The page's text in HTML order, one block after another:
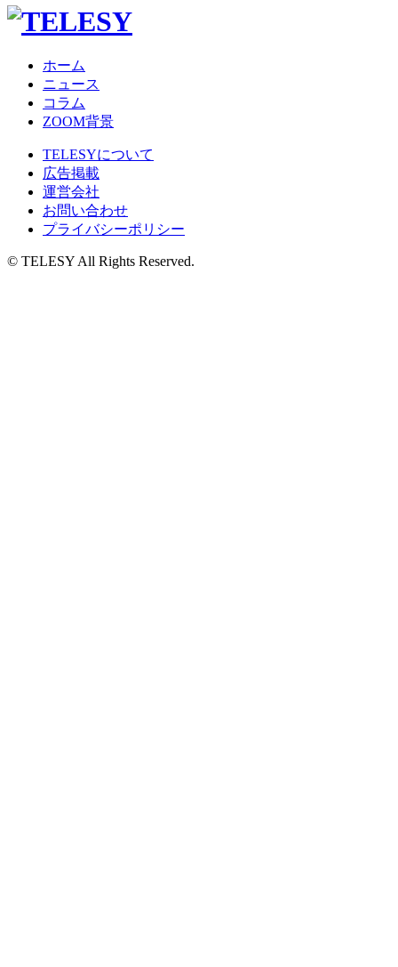
ホーム
ニュース
コラム
ZOOM背景
TELESYについて
広告掲載
運営会社
お問い合わせ
プライバシーポリシー
© TELESY All Rights Reserved.